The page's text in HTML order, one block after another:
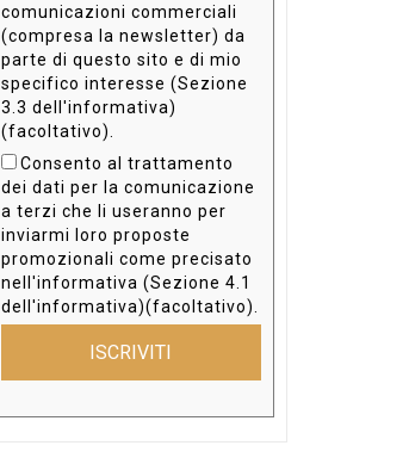
comunicazioni commerciali
(compresa la newsletter) da
parte di questo sito e di mio
specifico interesse (Sezione
3.3 dell'informativa)
(facoltativo).
Consento al trattamento
dei dati per la comunicazione
a terzi che li useranno per
inviarmi loro proposte
promozionali come precisato
nell'informativa (Sezione 4.1
dell'informativa)(facoltativo).
ISCRIVITI